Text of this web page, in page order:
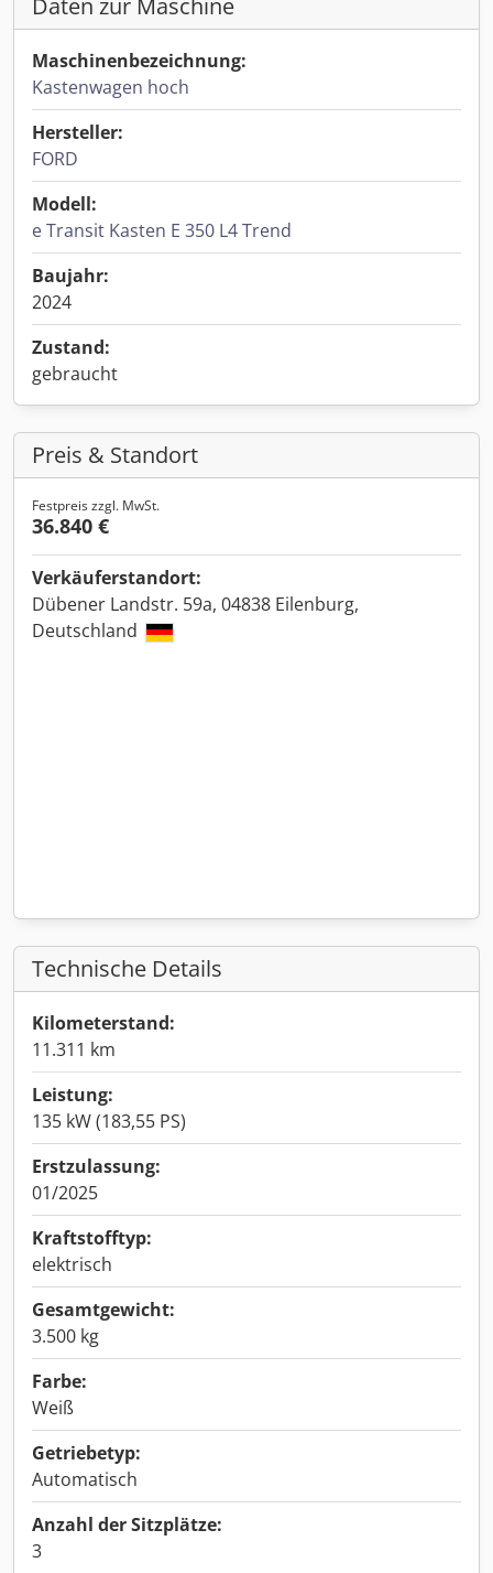
Daten zur Maschine
Maschinenbezeichnung:
Kastenwagen hoch
Hersteller:
FORD
Modell:
e Transit Kasten E 350 L4 Trend
Baujahr:
2024
Zustand:
gebraucht
Preis & Standort
Festpreis zzgl. MwSt.
36.840 €
Verkäuferstandort:
Dübener Landstr. 59a, 04838 Eilenburg,
Deutschland
Technische Details
Kilometerstand:
11.311 km
Leistung:
135 kW (183,55 PS)
Erstzulassung:
01/2025
Kraftstofftyp:
elektrisch
Gesamtgewicht:
3.500 kg
Farbe:
Weiß
Getriebetyp:
Automatisch
Anzahl der Sitzplätze:
3